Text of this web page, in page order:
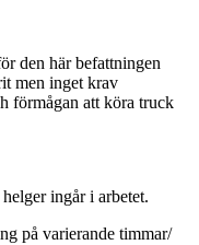
den här befattningen
men inget krav
förmågan att köra truck
ingår i arbetet.
på varierande timmar/